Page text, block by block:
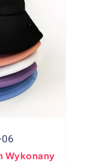
06
Wykonany